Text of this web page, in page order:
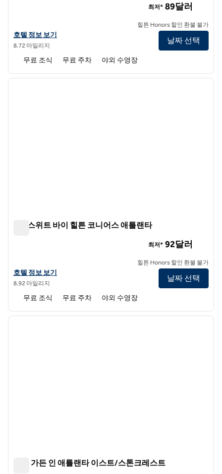
햄튼 인 코니어스의 호텔 정보 보기
호텔 정보 보기
8.72 마일리지
최저* 89달러
힐튼 Honors 할인 환불 불가
날짜 선택
무료 조식 무료 주차 야외 수영장
1/12
다음
홈2 스위트 바이 힐튼 코니어스 애틀랜타
홈2 스위트 바이 힐튼 코니어스 애틀랜타의 호텔 정보 보기
호텔 정보 보기
8.92 마일리지
최저* 92달러
힐튼 Honors 할인 환불 불가
날짜 선택
무료 조식 무료 주차 야외 수영장
1/12
다음
힐튼 가든 인 애틀랜타 이스트/스톤크레스트